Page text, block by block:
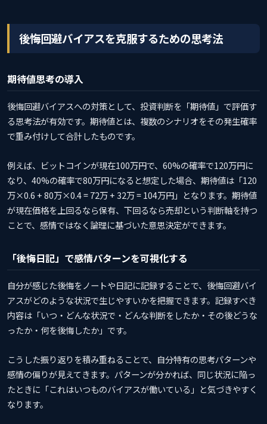
後悔回避バイアスを克服するための思考法
期待値思考の導入
後悔回避バイアスへの対策として、投資判断を「期待値」で評価す
る思考法が有効です。期待値とは、複数のシナリオをその発生確率
で重み付けして合計したものです。
例えば、ビットコインが現在100万円で、60%の確率で120万円に
なり、40%の確率で80万円になると想定した場合、期待値は「120
万×0.6 + 80万×0.4 = 72万 + 32万 = 104万円」となります。期待値
が現在価格を上回るなら保有、下回るなら売却という判断軸を持つ
ことで、感情ではなく論理に基づいた意思決定ができます。
「後悔日記」で感情パターンを可視化する
自分が感じた後悔をノートや日記に記録することで、後悔回避バイ
アスがどのような状況で生じやすいかを把握できます。記録すべき
内容は「いつ・どんな状況で・どんな判断をしたか・その後どうな
ったか・何を後悔したか」です。
こうした振り返りを積み重ねることで、自分特有の思考パターンや
感情の偏りが見えてきます。パターンが分かれば、同じ状況に陥っ
たときに「これはいつものバイアスが働いている」と気づきやすく
なります。